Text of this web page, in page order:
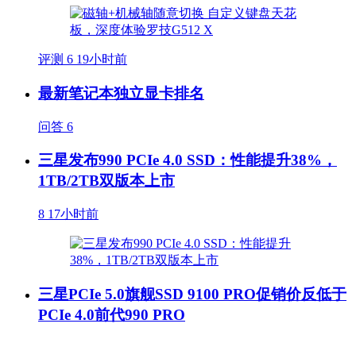
评测 6 19小时前
最新笔记本独立显卡排名
问答 6
三星发布990 PCIe 4.0 SSD：性能提升38%，
1TB/2TB双版本上市
8 17小时前
三星PCIe 5.0旗舰SSD 9100 PRO促销价反低于
PCIe 4.0前代990 PRO